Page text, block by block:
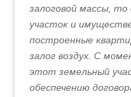
залоговой массы,
участок и
построенные
залог воздух. С
этот земельный
обеспечению